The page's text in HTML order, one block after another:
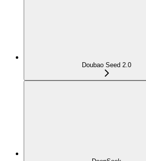
Doubao Seed 2.0